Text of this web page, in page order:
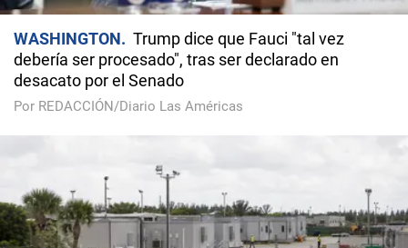
WASHINGTON
Trump dice que Fauci "tal vez
debería ser procesado", tras ser declarado en
desacato por el Senado
Por REDACCIÓN/Diario Las Américas